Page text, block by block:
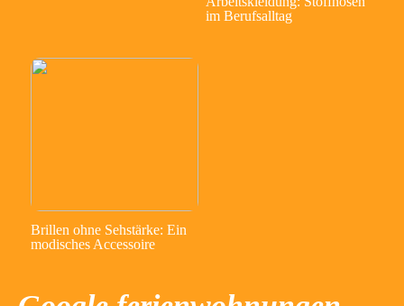
im Berufsalltag
Brillen ohne Sehstärke: Ein
modisches Accessoire